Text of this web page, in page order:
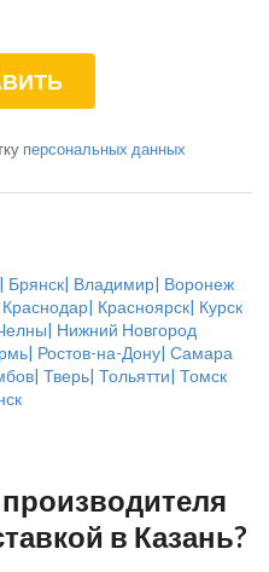
персональных данных
| Брянск| Владимир| Воронеж
| Красноярск| Курск
| Нижний Новгород
| Ростов-на-Дону| Самара
| Тверь| Тольятти| Томск
в Казань?